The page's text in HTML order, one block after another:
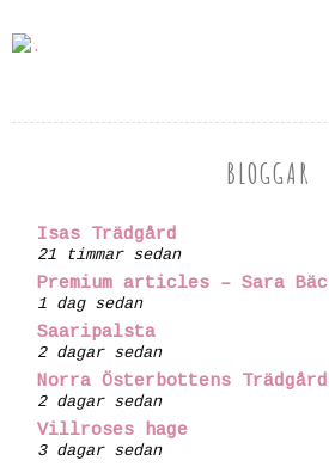
BLOGGAR
Isas Trädgård
21 timmar sedan
Premium articles – Sara
1 dag sedan
Saaripalsta
2 dagar sedan
Norra Österbottens
2 dagar sedan
Villroses hage
3 dagar sedan